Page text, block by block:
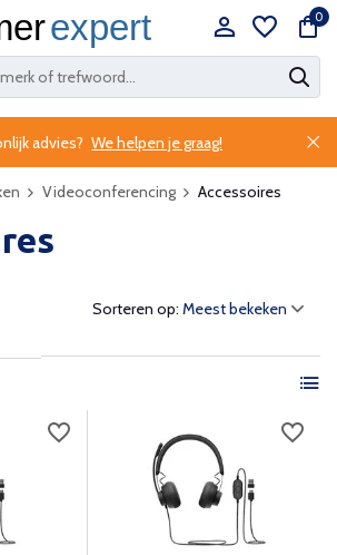
0
advies? We helpen je graag!
Videoconferencing Accessoires
Sorteren op: